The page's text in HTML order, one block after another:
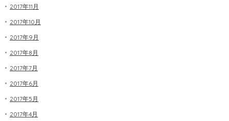
2017年11月
2017年10月
2017年9月
2017年8月
2017年7月
2017年6月
2017年5月
2017年4月